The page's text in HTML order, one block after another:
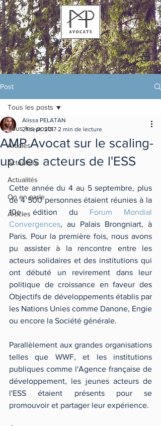
Post
Tous les posts
Articles
Actualités
Actualités
On en parle
Articles
Tous les posts
AMP Avocat sur le scaling-
up des acteurs de l'ESS
Alissa PELATAN
21 sept. 2017 2 min de lecture
Cette année du 4 au 5 septembre, plus
de 4 500 personnes étaient réunies à la
10e édition du Forum Mondial
Convergences, au Palais Brongniart, à
Paris. Pour la première fois, nous avons
pu assister à la rencontre entre les
acteurs solidaires et des institutions qui
ont débuté un revirement dans leur
politique de croissance en faveur des
Objectifs de développements établis par
les Nations Unies comme Danone, Engie
ou encore la Société générale.
Parallèlement aux grandes organisations
telles que WWF, et les institutions
publiques comme l'Agence française de
développement, les jeunes acteurs de
l'ESS étaient présents pour se
promouvoir et partager leur expérience.